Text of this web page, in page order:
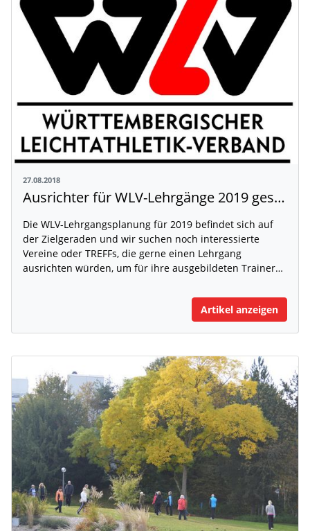
27.08.2018
Ausrichter für WLV-Lehrgänge 2019 gesucht!
Die WLV-Lehrgangsplanung für 2019 befindet sich auf
der Zielgeraden und wir suchen noch interessierte
Vereine oder TREFFs, die gerne einen Lehrgang
ausrichten würden, um für ihre ausgebildeten Trainer…
Artikel anzeigen